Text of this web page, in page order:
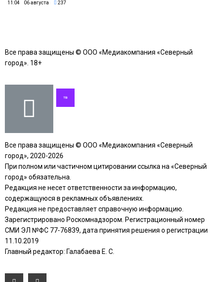
11:04 06 августа 237
Все права защищены © ООО «Медиакомпания «Северный
город». 18+
Все права защищены © ООО «Медиакомпания «Северный
город», 2020-2026
При полном или частичном цитировании ссылка на «Северный
город» обязательна.
Редакция не несет ответственности за информацию,
содержащуюся в рекламных объявлениях.
Редакция не предоставляет справочную информацию.
Зарегистрировано Роскомнадзором. Регистрационный номер
СМИ ЭЛ №ФС 77-76839, дата принятия решения о регистрации
11.10.2019
Главный редактор: Галабаева Е. С.